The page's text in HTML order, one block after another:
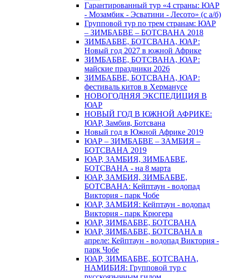
Гарантированный тур «4 страны: ЮАР
- Мозамбик - Эсватини - Лесото» (с а/б)
Групповой тур по трем странам: ЮАР
– ЗИМБАБВЕ – БОТСВАНА 2018
ЗИМБАБВЕ, БОТСВАНА, ЮАР:
Новый год 2027 в южной Африке
ЗИМБАБВЕ, БОТСВАНА, ЮАР:
майские праздники 2026
ЗИМБАБВЕ, БОТСВАНА, ЮАР:
фестиваль китов в Херманусе
НОВОГОДНЯЯ ЭКСПЕДИЦИЯ В
ЮАР
НОВЫЙ ГОД В ЮЖНОЙ АФРИКЕ:
ЮАР, Замбия, Ботсвана
Новый год в Южной Африке 2019
ЮАР – ЗИМБАБВЕ – ЗАМБИЯ –
БОТСВАНА 2019
ЮАР, ЗАМБИЯ, ЗИМБАБВЕ,
БОТСВАНА - на 8 марта
ЮАР, ЗАМБИЯ, ЗИМБАБВЕ,
БОТСВАНА: Кейптаун - водопад
Виктория - парк Чобе
ЮАР, ЗАМБИЯ: Кейптаун - водопад
Виктория - парк Крюгера
ЮАР, ЗИМБАБВЕ, БОТСВАНА
ЮАР, ЗИМБАБВЕ, БОТСВАНА в
апреле: Кейптаун - водопад Виктория -
парк Чобе
ЮАР, ЗИМБАБВЕ, БОТСВАНА,
НАМИБИЯ: Групповой тур с